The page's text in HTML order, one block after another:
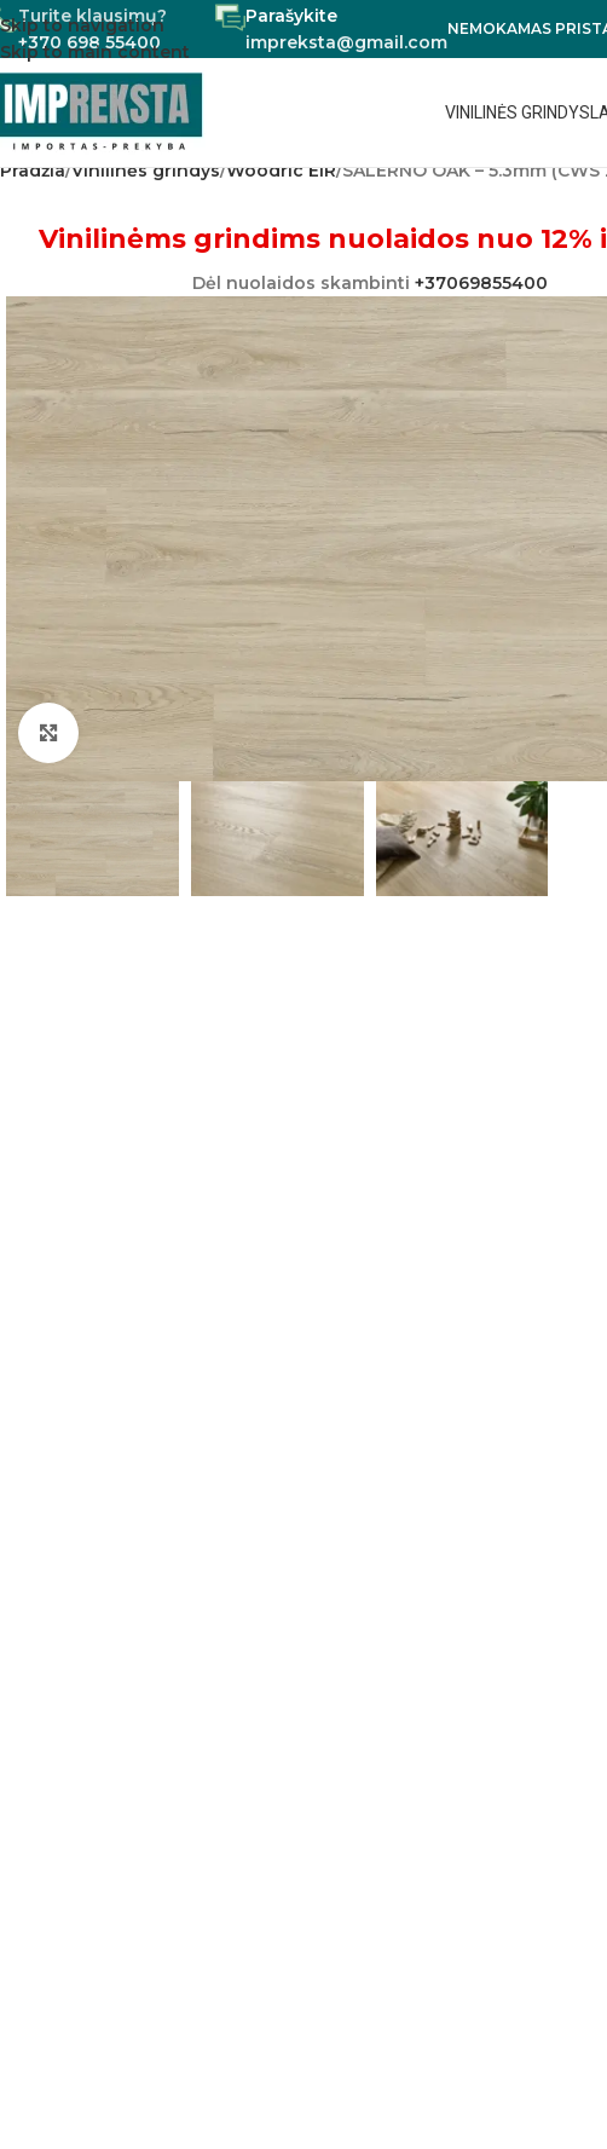
Skip to navigation
Skip to main content
Turite klausimų?
+370 698 55400
Parašykite
impreksta@gmail.com
NEMOKAMAS
VINILINĖS GRINDYS
Pradžia Vinilinės grindys Woodric EIR SALERNO OAK – 5.3mm (CWS
Vinilinėms grindims nuolaidos nuo 12%
Dėl nuolaidos skambinti +37069855400
Padidinti nuotrauką